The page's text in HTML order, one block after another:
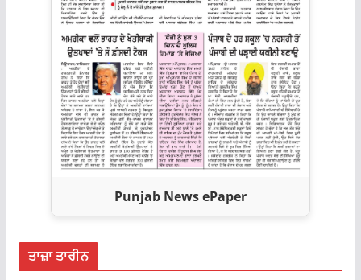
Punjab News ePaper
ਤਾਜ਼ਾ ਤਾਰੀਨ